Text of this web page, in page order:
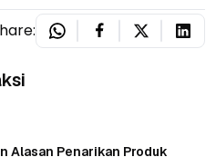
Alasan Penarikan Produk